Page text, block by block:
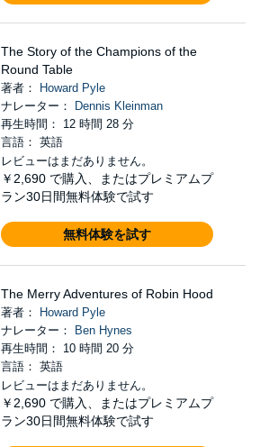
The Story of the Champions of the
Round Table
著者：
Howard Pyle
ナレーター：
Dennis Kleinman
再生時間： 12 時間 28 分
言語： 英語
レビューはまだありません。
￥2,690 で購入、またはプレミアムプ
ラン30日間無料体験で試す
無料体験を試す
The Merry Adventures of Robin Hood
著者：
Howard Pyle
ナレーター：
Ben Hynes
再生時間： 10 時間 20 分
言語： 英語
レビューはまだありません。
￥2,690 で購入、またはプレミアムプ
ラン30日間無料体験で試す